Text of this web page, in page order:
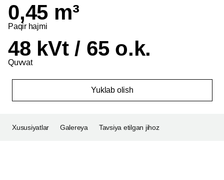
0,45 m³
Paqir hajmi
48 kVt / 65 o.k.
Quvvat
Yuklab olish
Xususiyatlar Galereya Tavsiya etilgan jihoz